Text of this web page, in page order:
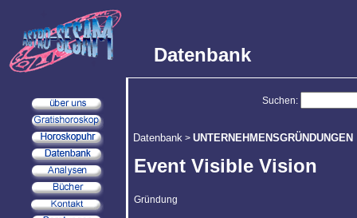
Datenbank
Suchen:
Datenbank > UNTERNEHMENSGRÜNDUNGEN
Event Visible Vision
Gründung